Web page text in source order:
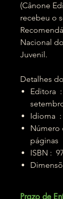
(Cânone
recebeu o
Nacional
Juvenil.
Detalhes
Editora ‏ : ‎ Aletria; 1ª Edição; 21
Número
páginas
ISBN :
Prazo de